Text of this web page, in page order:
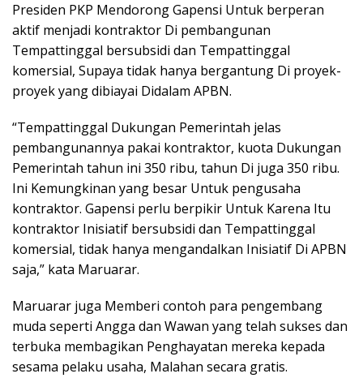
Presiden PKP Mendorong Gapensi Untuk berperan
aktif menjadi kontraktor Di pembangunan
Tempattinggal bersubsidi dan Tempattinggal
komersial, Supaya tidak hanya bergantung Di proyek-
proyek yang dibiayai Didalam APBN.
“Tempattinggal Dukungan Pemerintah jelas
pembangunannya pakai kontraktor, kuota Dukungan
Pemerintah tahun ini 350 ribu, tahun Di juga 350 ribu.
Ini Kemungkinan yang besar Untuk pengusaha
kontraktor. Gapensi perlu berpikir Untuk Karena Itu
kontraktor Inisiatif bersubsidi dan Tempattinggal
komersial, tidak hanya mengandalkan Inisiatif Di APBN
saja,” kata Maruarar.
Maruarar juga Memberi contoh para pengembang
muda seperti Angga dan Wawan yang telah sukses dan
terbuka membagikan Penghayatan mereka kepada
sesama pelaku usaha, Malahan secara gratis.